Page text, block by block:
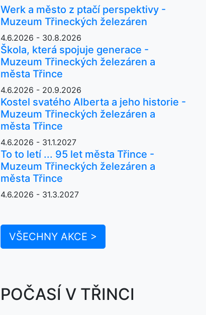
Werk a město z ptačí perspektivy -
Muzeum Třineckých železáren
4.6.2026 - 30.8.2026
Škola, která spojuje generace -
Muzeum Třineckých železáren a
města Třince
4.6.2026 - 20.9.2026
Kostel svatého Alberta a jeho historie -
Muzeum Třineckých železáren a
města Třince
4.6.2026 - 31.1.2027
To to letí ... 95 let města Třince -
Muzeum Třineckých železáren a
města Třince
4.6.2026 - 31.3.2027
VŠECHNY AKCE >
POČASÍ V TŘINCI